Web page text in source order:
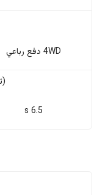
4WD دفع رباعي
6.5 s